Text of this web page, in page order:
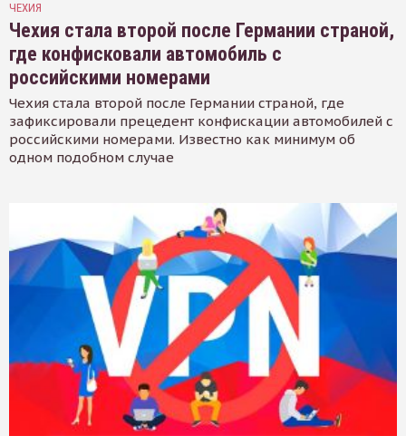
ЧЕХИЯ
Чехия стала второй после Германии страной,
где конфисковали автомобиль с
российскими номерами
Чехия стала второй после Германии страной, где
зафиксировали прецедент конфискации автомобилей с
российскими номерами. Известно как минимум об
одном подобном случае